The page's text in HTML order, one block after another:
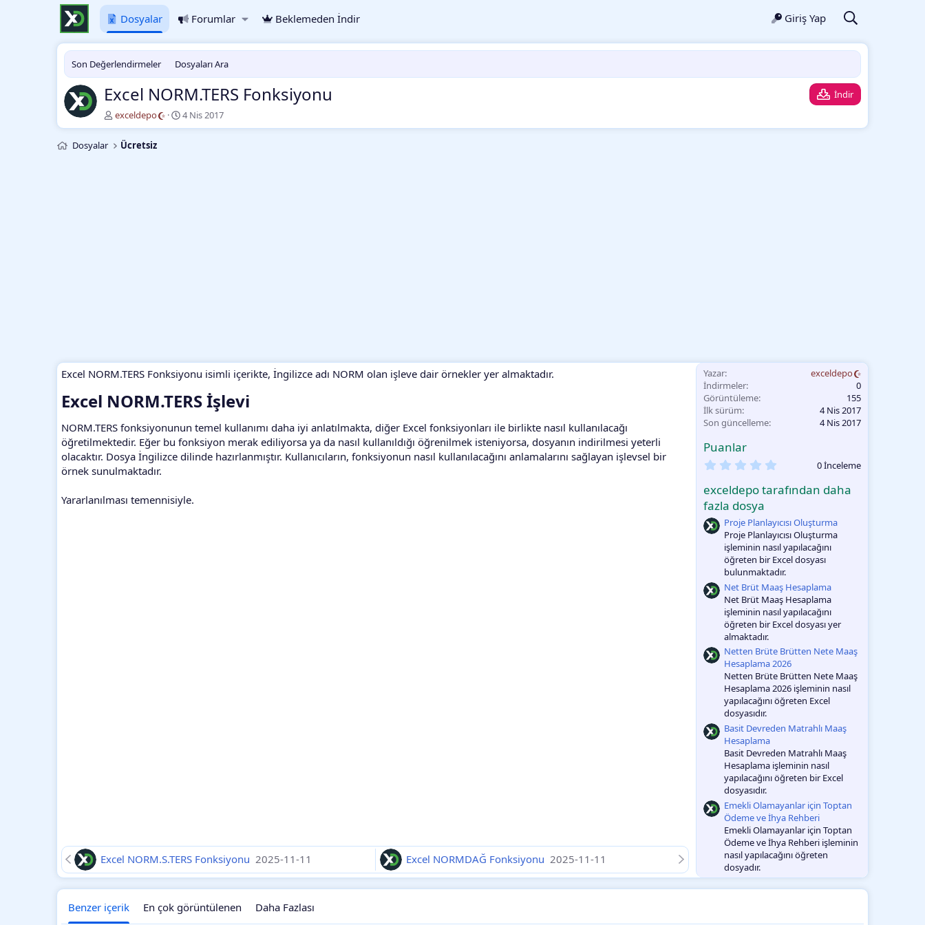
Dosyalar Forumlar Beklemeden İndir Giriş Yap
Son Değerlendirmeler Dosyaları Ara
Excel NORM.TERS Fonksiyonu
İndir
Y
a
a
exceldepo
O
l
4 Nis 2017
Dosyalar Ücretsiz
Excel NORM.TERS Fonksiyonu isimli içerikte, İngilizce adı NORM olan işleve dair örnekler yer almaktadır.
Excel NORM.TERS İşlevi​
NORM.TERS fonksiyonunun temel kullanımı daha iyi anlatılmakta, diğer Excel fonksiyonları ile birlikte nasıl kullanılacağı
öğretilmektedir. Eğer bu fonksiyon merak ediliyorsa ya da nasıl kullanıldığı öğrenilmek isteniyorsa, dosyanın indirilmesi yeterli
olacaktır. Dosya İngilizce dilinde hazırlanmıştır. Kullanıcıların, fonksiyonun nasıl kullanılacağını anlamalarını sağlayan işlevsel bir
örnek sunulmaktadır.
Yararlanılması temennisiyle.
Excel NORM.S.TERS Fonksiyonu 2025-11-11 Excel NORMDAĞ Fonksiyonu 2025-11-11
Yazar
exceldepo
İndirmeler
0
Görüntüleme
155
İlk sürüm
4 Nis 2017
Son güncelleme
4 Nis 2017
Puanlar
0
l
a
m
a
0 İnceleme
exceldepo tarafından daha
fazla dosya
Proje Planlayıcısı Oluşturma
Proje Planlayıcısı Oluşturma
işleminin nasıl yapılacağını
öğreten bir Excel dosyası
bulunmaktadır.
Net Brüt Maaş Hesaplama
Net Brüt Maaş Hesaplama
işleminin nasıl yapılacağını
öğreten bir Excel dosyası yer
almaktadır.
Netten Brüte Brütten Nete Maaş
Hesaplama 2026
Netten Brüte Brütten Nete Maaş
Hesaplama 2026 işleminin nasıl
yapılacağını öğreten Excel
dosyasıdır.
Basit Devreden Matrahlı Maaş
Hesaplama
Basit Devreden Matrahlı Maaş
Hesaplama işleminin nasıl
yapılacağını öğreten bir Excel
dosyasıdır.
Emekli Olamayanlar için Toptan
Ödeme ve İhya Rehberi
Emekli Olamayanlar için Toptan
Ödeme ve İhya Rehberi işleminin
nasıl yapılacağını öğreten
dosyadır.
Benzer içerik En çok görüntülenen Daha Fazlası